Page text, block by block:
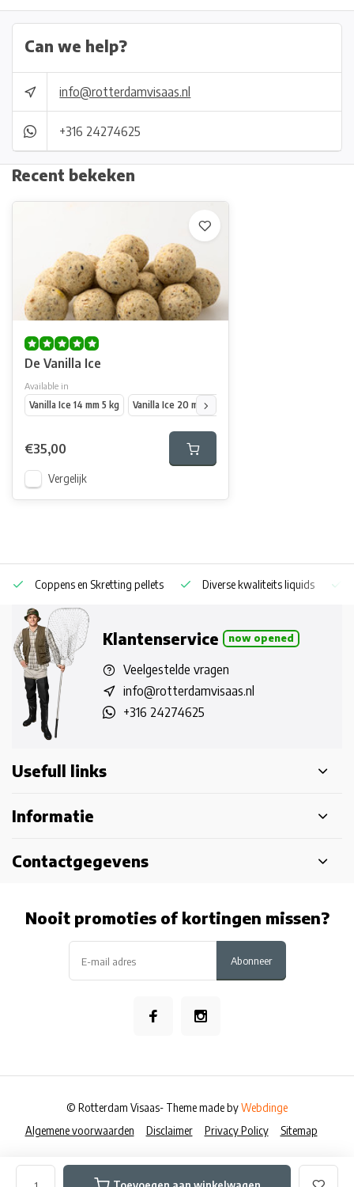
Can we help?
info@rotterdamvisaas.nl
+316 24274625
Recent bekeken
De Vanilla Ice
Available in
Vanilla Ice 14 mm 5 kg
Vanilla Ice 20 mm 5 kg
€35,00
Vergelijk
Coppens en Skretting pellets Diverse kwaliteits liquids
Klantenservice now opened
Veelgestelde vragen
info@rotterdamvisaas.nl
+316 24274625
Usefull links
Informatie
Contactgegevens
Nooit promoties of kortingen missen?
Abonneer
Algemene voorwaarden Disclaimer Privacy Policy Sitemap
© Rotterdam Visaas- Theme made byWebdinge